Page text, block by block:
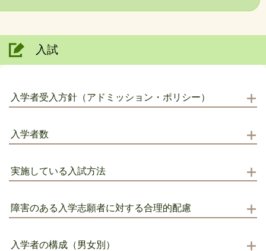
入試
入学者受入方針（アドミッション・ポリシー）
入学者数
実施している入試方法
障害のある入学志願者に対する合理的配慮
入学者の構成（男女別）